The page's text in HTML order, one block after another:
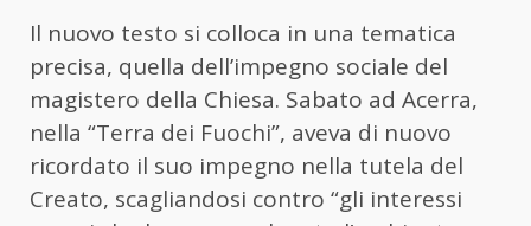
Il nuovo testo si colloca in una tematica
precisa, quella dell’impegno sociale del
magistero della Chiesa. Sabato ad Acerra,
nella “Terra dei Fuochi”, aveva di nuovo
ricordato il suo impegno nella tutela del
Creato, scagliandosi contro “gli interessi